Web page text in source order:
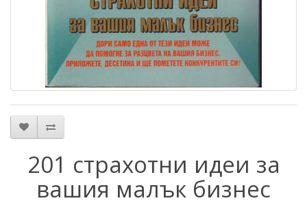
201 страхотни идеи за
вашия малък бизнес